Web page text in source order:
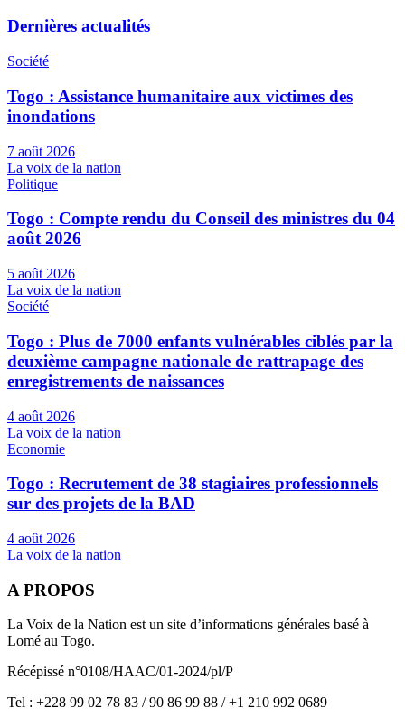
Dernières actualités
Société
Togo : Assistance humanitaire aux victimes des
inondations
7 août 2026
La voix de la nation
Politique
Togo : Compte rendu du Conseil des ministres du 04
août 2026
5 août 2026
La voix de la nation
Société
Togo : Plus de 7000 enfants vulnérables ciblés par la
deuxième campagne nationale de rattrapage des
enregistrements de naissances
4 août 2026
La voix de la nation
Economie
Togo : Recrutement de 38 stagiaires professionnels
sur des projets de la BAD
4 août 2026
La voix de la nation
A PROPOS
La Voix de la Nation est un site d’informations générales basé à
Lomé au Togo.
Récépissé n°0108/HAAC/01-2024/pl/P
Tel : +228 99 02 78 83 / 90 86 99 88 / +1 210 992 0689